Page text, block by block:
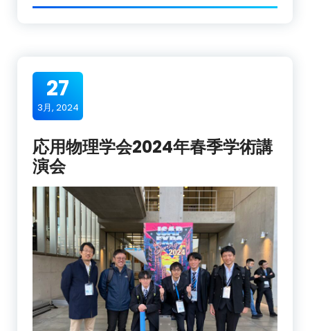
27
3月, 2024
応用物理学会2024年春季学術講
演会